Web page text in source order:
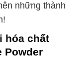
những thành
hóa chất
Powder